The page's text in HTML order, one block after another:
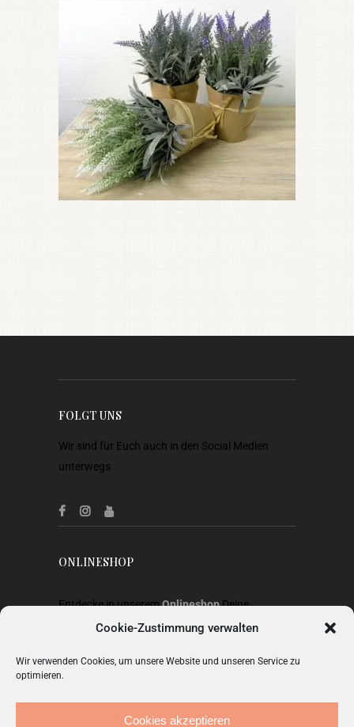
Cookie-Zustimmung verwalten
Wir verwenden Cookies, um unsere Website und unseren Service zu
optimieren.
Cookies akzeptieren
FOLGT UNS
Wir sind für Euch auch in den Social Medien
unterwegs
ONLINESHOP
Entdecke in unseremOnlineshopDeine
Lieblingsstücke aus Heimtextilien, Gardinen,
Mode.